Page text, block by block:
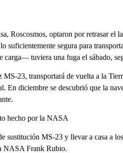
Roscosmos, optaron por retrasar el
suficientemente segura para
carga— tuviera una fuga el sábado,
23, transportará de vuelta a la
En diciembre se descubrió que la
hecho por la NASA
sustitución MS-23 y llevar a casa a
NASA Frank Rubio.